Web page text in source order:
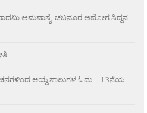
ಅಮವಾಸ್ಯೆ: ಚಬನೂರ ಅಮೋಗ ಸಿದ್ದನ
ಆಯ್ದ ಸಾಲುಗಳ ಓದು – 13ನೆಯ